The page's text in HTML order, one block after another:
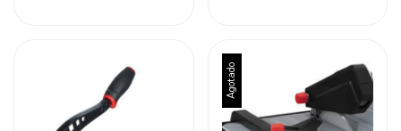
Agotado